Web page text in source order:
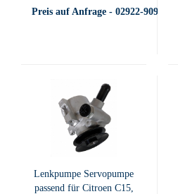
Preis auf Anfrage - 02922-909400
Lenkpumpe Servopumpe
passend für Citroen C15,